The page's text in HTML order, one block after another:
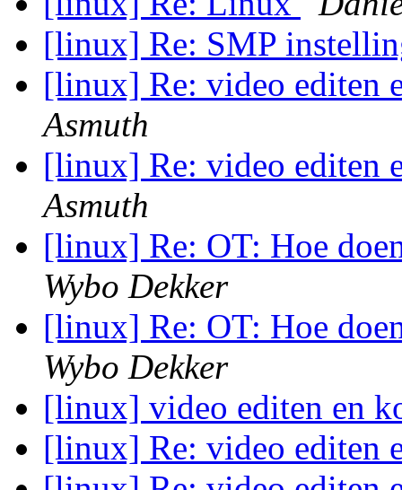
[linux] Re: SMP
[linux] Re: video editen
Asmuth
[linux] Re: video editen
Asmuth
[linux] Re: OT: Hoe
Wybo Dekker
[linux] Re: OT: Hoe
Wybo Dekker
[linux] video editen en
[linux] Re: video editen